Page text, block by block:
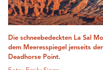
Die schneebedeckten La Sal
dem Meeresspiegel jenseits
Deadhorse Point.